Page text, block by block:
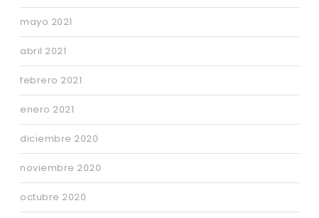
mayo 2021
abril 2021
febrero 2021
enero 2021
diciembre 2020
noviembre 2020
octubre 2020